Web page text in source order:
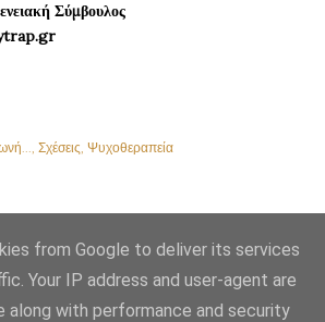
Σύμβουλος
Σχέσεις Ψυχοθεραπεία
from Google to deliver its services
Your IP address and user-agent are
along with performance and security